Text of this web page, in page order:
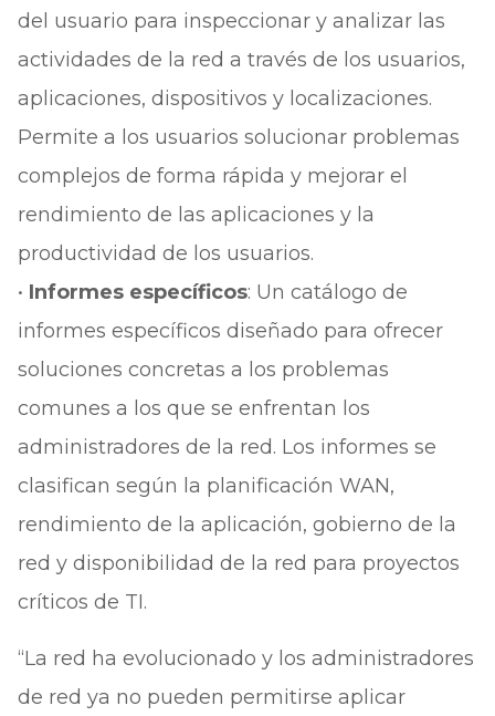
del usuario para inspeccionar y analizar las
actividades de la red a través de los usuarios,
aplicaciones, dispositivos y localizaciones.
Permite a los usuarios solucionar problemas
complejos de forma rápida y mejorar el
rendimiento de las aplicaciones y la
productividad de los usuarios.
• Informes específicos: Un catálogo de
informes específicos diseñado para ofrecer
soluciones concretas a los problemas
comunes a los que se enfrentan los
administradores de la red. Los informes se
clasifican según la planificación WAN,
rendimiento de la aplicación, gobierno de la
red y disponibilidad de la red para proyectos
críticos de TI.
“La red ha evolucionado y los administradores
de red ya no pueden permitirse aplicar